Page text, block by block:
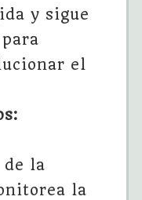
y sigue
el
de la
la